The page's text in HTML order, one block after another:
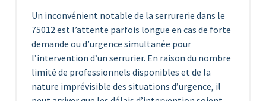
Un inconvénient notable de la serrurerie dans le
75012 est l’attente parfois longue en cas de forte
demande ou d’urgence simultanée pour
l’intervention d’un serrurier. En raison du nombre
limité de professionnels disponibles et de la
nature imprévisible des situations d’urgence, il